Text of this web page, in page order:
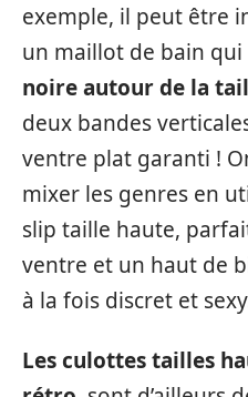
exemple, il peut être
un maillot de bain qui
noire autour de la
deux bandes
ventre plat garanti !
mixer les genres en
slip taille haute,
ventre et un haut de
à la fois discret et
Les culottes tailles